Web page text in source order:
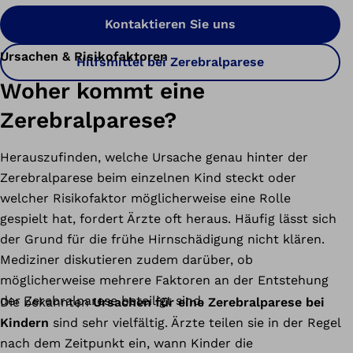
Kontaktieren Sie uns
Hilfsmittel bei Zerebralparese
Ursachen & Risikofaktoren
Woher kommt eine
Zerebralparese?
Herauszufinden, welche Ursache genau hinter der
Zerebralparese beim einzelnen Kind steckt oder
welcher Risikofaktor möglicherweise eine Rolle
gespielt hat, fordert Ärzte oft heraus. Häufig lässt sich
der Grund für die frühe Hirnschädigung nicht klären.
Mediziner diskutieren zudem darüber, ob
möglicherweise mehrere Faktoren an der Entstehung
der Zerebralparese beteiligt sind.
Die bekanntenUrsachen für eine Zerebralparese bei
Kindern sind sehr vielfältig. Ärzte teilen sie in der Regel
nach dem Zeitpunkt ein, wann Kinder die